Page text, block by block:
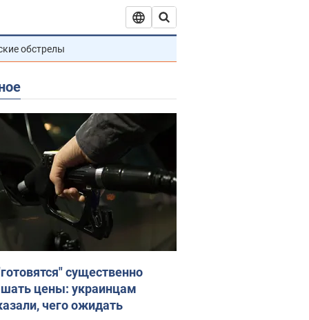
обстрелы
существенно
цены: украинцам
чего ожидать